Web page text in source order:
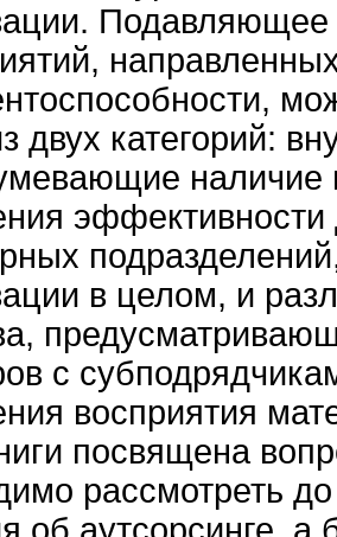
двух категорий:
наличие
эффективности
в целом, и
с
восприятия
посвящена
рассмотреть